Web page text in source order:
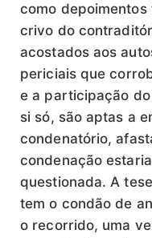
como
crivo do
acostados aos
periciais que
e a participação
si só, são aptas a
condenatório,
condenação
questionada. A
tem o condão de
o recorrido, uma